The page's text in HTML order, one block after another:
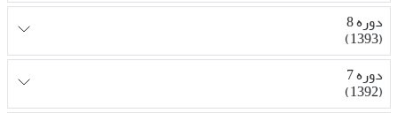
دوره 8
(1393)
دوره 7
(1392)